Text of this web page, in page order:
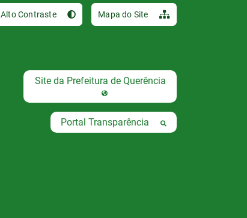
Alto Contraste Mapa do Site
Site da Prefeitura de Querência
Portal Transparência